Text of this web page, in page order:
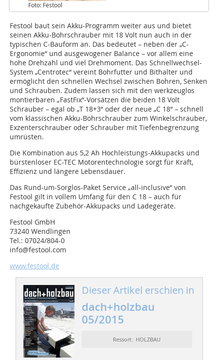
Foto: Festool
Festool baut sein Akku-Programm weiter aus und bietet
seinen Akku-Bohrschrauber mit 18 Volt nun auch in der
typischen C-Bauform an. Das bedeutet – neben der „C-
Ergonomie“ und ausgewogener Balance – vor allem eine
hohe Drehzahl und viel Drehmoment. Das Schnellwechsel-
System „Centrotec“ vereint Bohrfutter und Bithalter und
ermöglicht den schnellen Wechsel zwischen Bohren, Senken
und Schrauben. Zudem lassen sich mit den werkzeuglos
montierbaren „FastFix“-Vorsätzen die beiden 18 Volt
Schrauber – egal ob „T 18+3“ oder der neue „C 18“ – schnell
vom klassischen Akku-Bohrschrauber zum Winkelschrauber,
Exzenterschrauber oder Schrauber mit Tiefenbegrenzung
umrüsten.
Die Kombination aus 5,2 Ah Hochleistungs-Akkupacks und
bürstenloser EC-TEC Motorentechnologie sorgt für Kraft,
Effizienz und längere Lebensdauer.
Das Rund-um-Sorglos-Paket Service „all-inclusive“ von
Festool gilt in vollem Umfang für den C 18 – auch für
nachgekaufte Zubehör-Akkupacks und Ladegeräte.
Festool GmbH
73240 Wendlingen
Tel.: 07024/804-0
info@festool.com
www.festool.de
Dieser Artikel erschien in
dach+holzbau
05/2015
Ressort: HOLZBAU